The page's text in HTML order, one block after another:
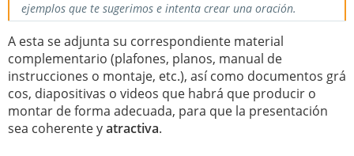
ejemplos que te sugerimos e intenta crear una oración.
A esta se adjunta su correspondiente material
complementario (plafones, planos, manual de
instrucciones o montaje, etc.), así como documentos grá
cos, diapositivas o videos que habrá que producir o
montar de forma adecuada, para que la presentación
sea coherente yatractiva.